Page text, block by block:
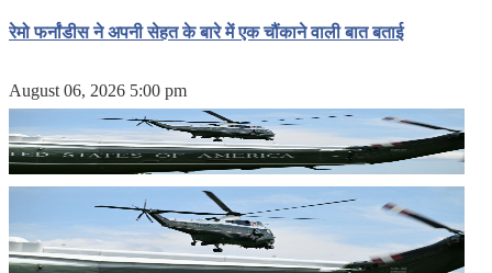
रेमो फर्नांडीस ने अपनी सेहत के बारे में एक चौंकाने वाली बात बताई
August 06, 2026 5:00 pm